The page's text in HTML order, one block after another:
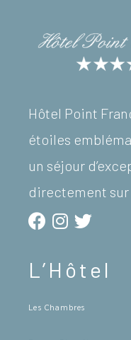
Hôtel Point
étoiles
un séjour
directement sur
L’Hôtel
Les Chambres